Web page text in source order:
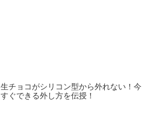
生チョコがシリコン型から外れない！今
すぐできる外し方を伝授！